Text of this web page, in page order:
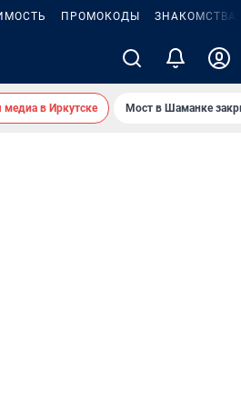
ПРОМОКОДЫ ЗНАКОМСТВА
медиа в Иркутске Мост в Шаманке